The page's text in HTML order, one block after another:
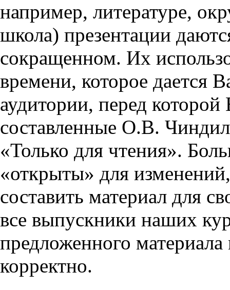
например, литературе,
школа) презентации
сокращенном. Их
времени, которое дается
аудитории, перед
составленные О.В.
«Только для чтения».
«открыты» для
составить материал для
все выпускники наших
предложенного
корректно.